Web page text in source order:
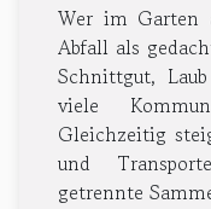
Wer im Garten
Abfall als
Schnittgut,
viele
Gleichzeitig
und
getrennte